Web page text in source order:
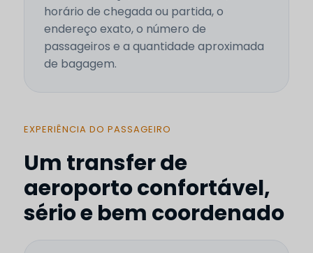
horário de chegada ou partida, o
endereço exato, o número de
passageiros e a quantidade aproximada
de bagagem.
EXPERIÊNCIA DO PASSAGEIRO
Um transfer de
aeroporto confortável,
sério e bem coordenado